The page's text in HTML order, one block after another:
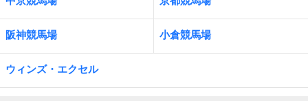
阪神競馬場 小倉競馬場
ウィンズ・エクセル